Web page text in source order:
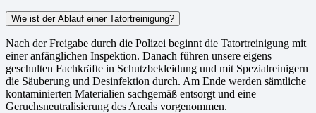
Wie ist der Ablauf einer Tatortreinigung?
Nach der Freigabe durch die Polizei beginnt die Tatortreinigung mit
einer anfänglichen Inspektion. Danach führen unsere eigens
geschulten Fachkräfte in Schutzbekleidung und mit Spezialreinigern
die Säuberung und Desinfektion durch. Am Ende werden sämtliche
kontaminierten Materialien sachgemäß entsorgt und eine
Geruchsneutralisierung des Areals vorgenommen.